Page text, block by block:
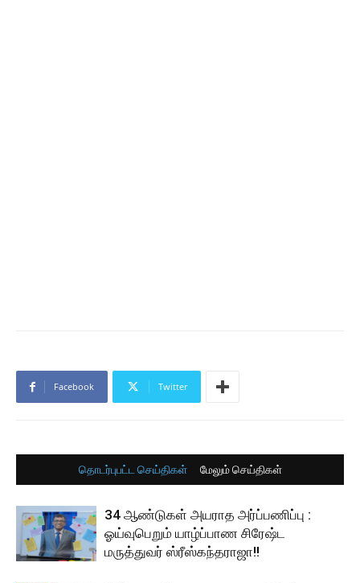
Facebook Twitter
தொடர்புபட்ட செய்திகள் மேலும் செய்திகள்
34 ஆண்டுகள் அயராத அர்ப்பணிப்பு :
ஓய்வுபெறும் யாழ்ப்பாண சிரேஷ்ட
மருத்துவர் ஸ்ரீஸ்கந்தராஜா!!